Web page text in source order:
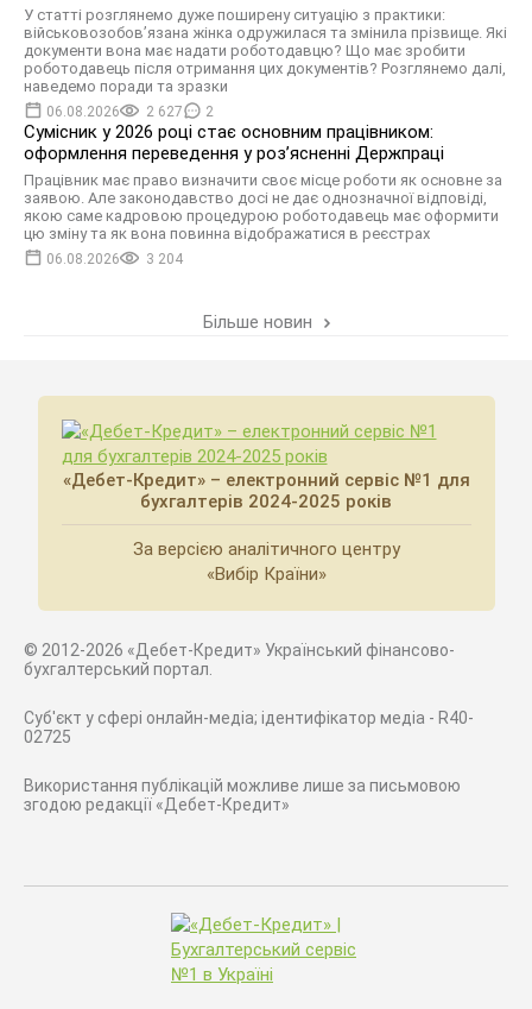
У статті розглянемо дуже поширену ситуацію з практики:
військовозобов’язана жінка одружилася та змінила прізвище. Які
документи вона має надати роботодавцю? Що має зробити
роботодавець після отримання цих документів? Розглянемо далі,
наведемо поради та зразки
06.08.2026 2 627 2
Сумісник у 2026 році стає основним працівником:
оформлення переведення у розʼясненні Держпраці
Працівник має право визначити своє місце роботи як основне за
заявою. Але законодавство досі не дає однозначної відповіді,
якою саме кадровою процедурою роботодавець має оформити
цю зміну та як вона повинна відображатися в реєстрах
06.08.2026 3 204
Більше новин
«Дебет-Кредит» – електронний сервіс №1 для
бухгалтерів 2024-2025 років
За версією аналітичного центру
«Вибір Країни»
© 2012-2026 «Дебет-Кредит» Український фінансово-
бухгалтерський портал.
Суб'єкт у сфері онлайн-медіа; ідентифікатор медіа - R40-
02725
Використання публікацій можливе лише за письмовою
згодою редакції «Дебет-Кредит»